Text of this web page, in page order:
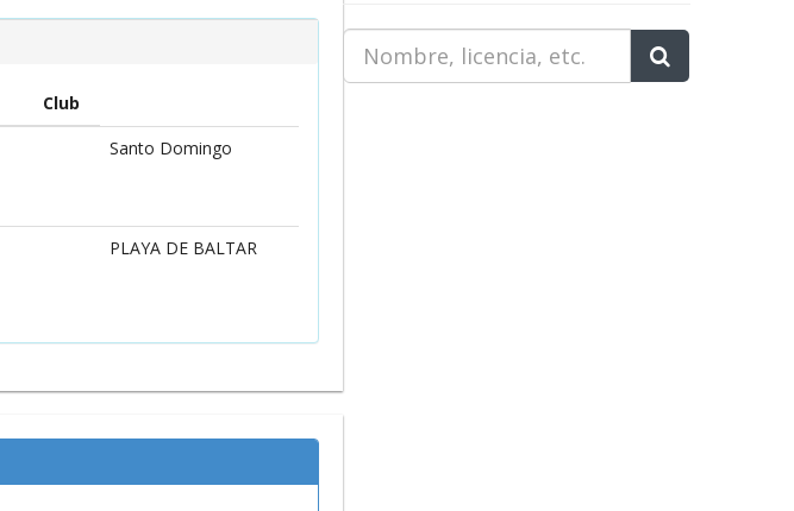
Club
Santo Domingo
PLAYA DE BALTAR